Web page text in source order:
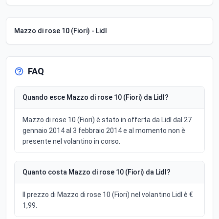
Mazzo di rose 10 (Fiori) - Lidl
FAQ
Quando esce Mazzo di rose 10 (Fiori) da Lidl?
Mazzo di rose 10 (Fiori) è stato in offerta da Lidl dal 27
gennaio 2014 al 3 febbraio 2014 e al momento non è
presente nel volantino in corso.
Quanto costa Mazzo di rose 10 (Fiori) da Lidl?
Il prezzo di Mazzo di rose 10 (Fiori) nel volantino Lidl è €
1,99.